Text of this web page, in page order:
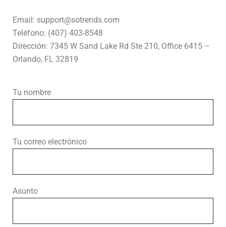
Email: support@sotrends.com
Teléfono: (407) 403-8548
Dirección: 7345 W Sand Lake Rd Ste 210, Office 6415 –
Orlando, FL 32819
Tu nombre
Tu correo electrónico
Asunto